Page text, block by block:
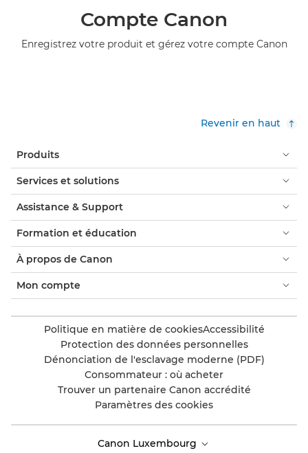
Compte Canon
Enregistrez votre produit et gérez votre compte Canon
Revenir en haut
Produits
Services et solutions
Assistance & Support
Formation et éducation
À propos de Canon
Mon compte
Politique en matière de cookiesAccessibilité
Protection des données personnelles
Dénonciation de l'esclavage moderne (PDF)
Consommateur : où acheter
Trouver un partenaire Canon accrédité
Paramètres des cookies
Canon Luxembourg